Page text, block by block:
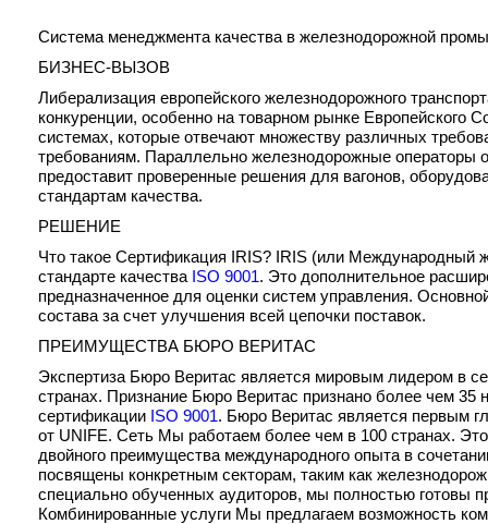
Система менеджмента качества в железнодорожной
БИЗНЕС-ВЫЗОВ
Либерализация европейского железнодорожного
конкуренции, особенно на товарном рынке Европейского
системах, которые отвечают множеству различных
требованиям. Параллельно железнодорожные операторы
предоставит проверенные решения для вагонов,
стандартам качества.
РЕШЕНИЕ
Что такое Сертификация IRIS? IRIS (или Международный
стандарте качества ISO 9001. Это дополнительное
предназначенное для оценки систем управления.
состава за счет улучшения всей цепочки поставок.
ПРЕИМУЩЕСТВА БЮРО ВЕРИТАС
Экспертиза Бюро Веритас является мировым лидером в
странах. Признание Бюро Веритас признано более чем
сертификации ISO 9001. Бюро Веритас является первым
от UNIFE. Сеть Мы работаем более чем в 100 странах.
двойного преимущества международного опыта в
посвящены конкретным секторам, таким как
специально обученных аудиторов, мы полностью готовы
Комбинированные услуги Мы предлагаем возможность